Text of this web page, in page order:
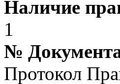
Наличие
1
№
Протокол